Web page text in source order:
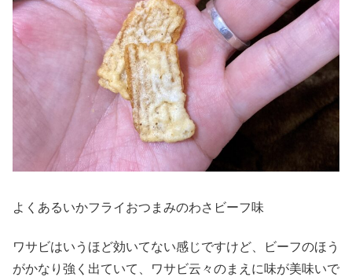
よくあるいかフライおつまみのわさビーフ味
ワサビはいうほど効いてない感じですけど、ビーフのほう
がかなり強く出ていて、ワサビ云々のまえに味が美味いで